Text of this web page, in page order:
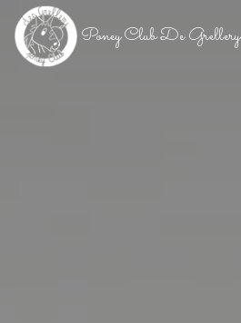
Poney Club De Grellery
Panneau de gestion des cookies